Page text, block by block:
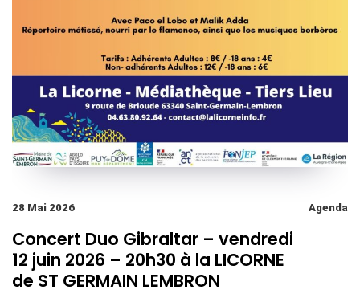
28 Mai 2026 Agenda
Concert Duo Gibraltar – vendredi
12 juin 2026 – 20h30 à la LICORNE
de ST GERMAIN LEMBRON